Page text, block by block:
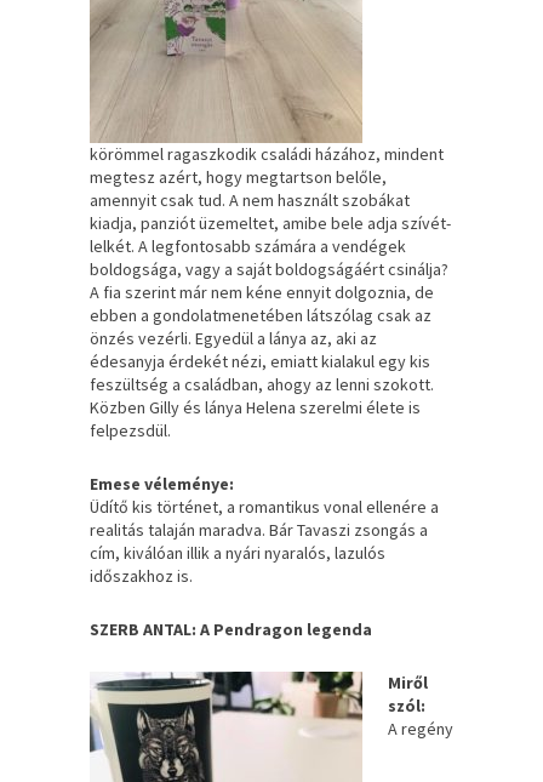
körömmel ragaszkodik családi házához, mindent
megtesz azért, hogy megtartson belőle,
amennyit csak tud. A nem használt szobákat
kiadja, panziót üzemeltet, amibe bele adja szívét-
lelkét. A legfontosabb számára a vendégek
boldogsága, vagy a saját boldogságáért csinálja?
A fia szerint már nem kéne ennyit dolgoznia, de
ebben a gondolatmenetében látszólag csak az
önzés vezérli. Egyedül a lánya az, aki az
édesanyja érdekét nézi, emiatt kialakul egy kis
feszültség a családban, ahogy az lenni szokott.
Közben Gilly és lánya Helena szerelmi élete is
felpezsdül.
Emese véleménye:
Üdítő kis történet, a romantikus vonal ellenére a
realitás talaján maradva. Bár Tavaszi zsongás a
cím, kiválóan illik a nyári nyaralós, lazulós
időszakhoz is.
SZERB ANTAL: A Pendragon legenda
Miről
szól:
A regény